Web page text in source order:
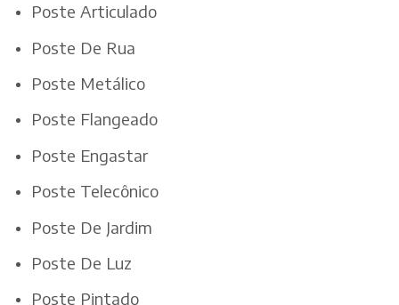
Poste Articulado
Poste De Rua
Poste Metálico
Poste Flangeado
Poste Engastar
Poste Telecônico
Poste De Jardim
Poste De Luz
Poste Pintado